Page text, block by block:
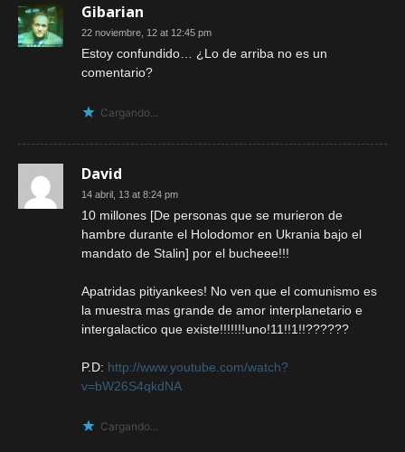
Gibarian
22 noviembre, 12 at 12:45 pm
Estoy confundido… ¿Lo de arriba no es un
comentario?
Cargando...
David
14 abril, 13 at 8:24 pm
10 millones [De personas que se murieron de
hambre durante el Holodomor en Ukrania bajo el
mandato de Stalin] por el bucheee!!!
Apatridas pitiyankees! No ven que el comunismo es
la muestra mas grande de amor interplanetario e
intergalactico que existe!!!!!!!uno!11!!1!!??????
P.D: http://www.youtube.com/watch?
v=bW26S4qkdNA
Cargando...